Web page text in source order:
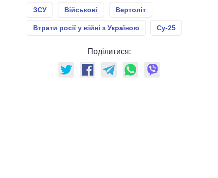
ЗСУ Військові Вертоліт
Втрати росії у війні з Україною Су-25
Поділитися: